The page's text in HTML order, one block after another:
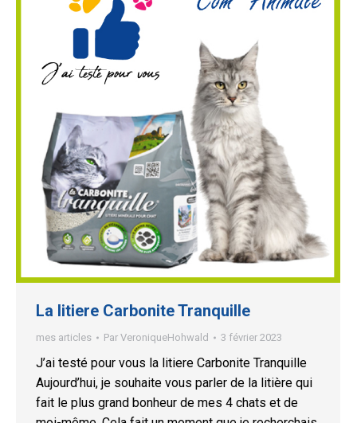
La litiere Carbonite Tranquille
mes articles Par VeroniqueHohwald 3 février 2023
J’ai testé pour vous la litiere Carbonite Tranquille
Aujourd’hui, je souhaite vous parler de la litière qui
fait le plus grand bonheur de mes 4 chats et de